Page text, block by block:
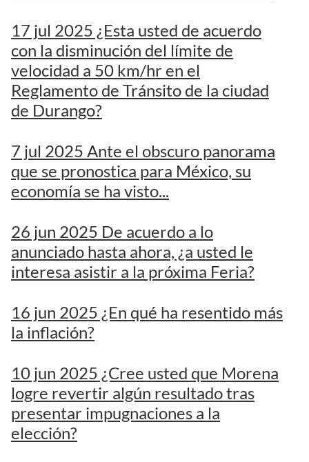
17 jul 2025 ¿Esta usted de acuerdo
con la disminución del límite de
velocidad a 50 km/hr en el
Reglamento de Tránsito de la ciudad
de Durango?
7 jul 2025 Ante el obscuro panorama
que se pronostica para México, su
economía se ha visto...
26 jun 2025 De acuerdo a lo
anunciado hasta ahora, ¿a usted le
interesa asistir a la próxima Feria?
16 jun 2025 ¿En qué ha resentido más
la inflación?
10 jun 2025 ¿Cree usted que Morena
logre revertir algún resultado tras
presentar impugnaciones a la
elección?